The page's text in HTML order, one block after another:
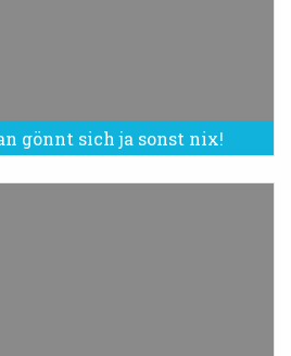
gönnt sich ja sonst nix!